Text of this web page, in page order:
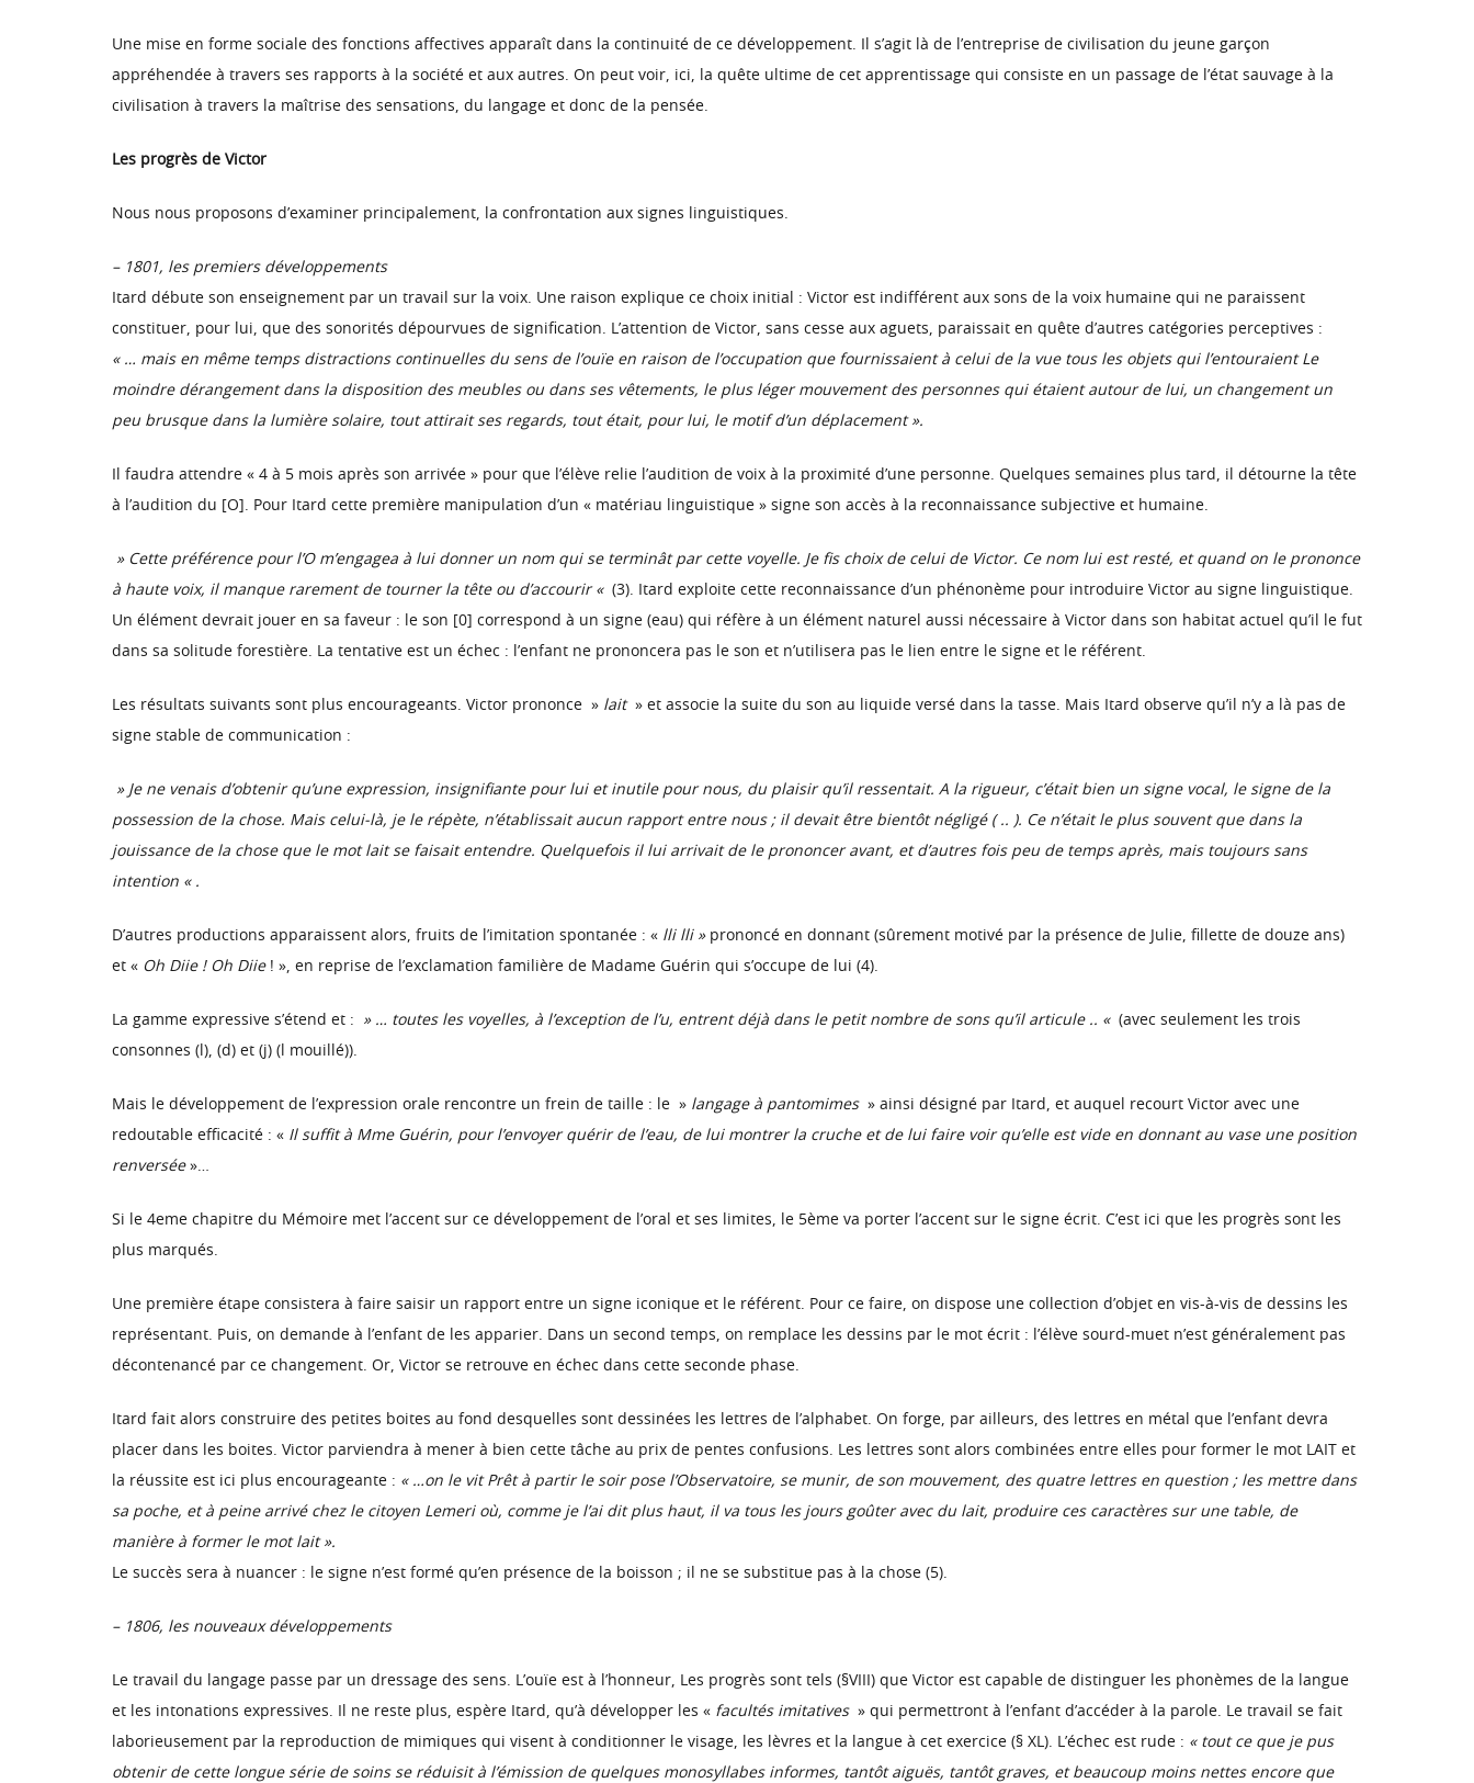
Une mise en forme sociale des fonctions affectives apparaît dans la continuité de ce développement. Il s’agit là de l’entreprise de civilisation du jeune garçon
appréhendée à travers ses rapports à la société et aux autres. On peut voir, ici, la quête ultime de cet apprentissage qui consiste en un passage de l’état sauvage à la
civilisation à travers la maîtrise des sensations, du langage et donc de la pensée.
Les progrès de Victor
Nous nous proposons d’examiner principalement, la confrontation aux signes linguistiques.
– 1801, les premiers développements
Itard débute son enseignement par un travail sur la voix. Une raison explique ce choix initial : Victor est indifférent aux sons de la voix humaine qui ne paraissent
constituer, pour lui, que des sonorités dépourvues de signification. L’attention de Victor, sans cesse aux aguets, paraissait en quête d’autres catégories perceptives :
« … mais en même temps distractions continuelles du sens de l’ouïe en raison de l’occupation que fournissaient à celui de la vue tous les objets qui l’entouraient Le
moindre dérangement dans la disposition des meubles ou dans ses vêtements, le plus léger mouvement des personnes qui étaient autour de lui, un changement un
peu brusque dans la lumière solaire, tout attirait ses regards, tout était, pour lui, le motif d’un déplacement ».
Il faudra attendre « 4 à 5 mois après son arrivée » pour que l’élève relie l’audition de voix à la proximité d’une personne. Quelques semaines plus tard, il détourne la tête
à l’audition du [O]. Pour Itard cette première manipulation d’un « matériau linguistique » signe son accès à la reconnaissance subjective et humaine.
» Cette préférence pour l’O m’engagea à lui donner un nom qui se terminât par cette voyelle. Je fis choix de celui de Victor. Ce nom lui est resté, et quand on le prononce
à haute voix, il manque rarement de tourner la tête ou d’accourir « (3). Itard exploite cette reconnaissance d’un phénonème pour introduire Victor au signe linguistique.
Un élément devrait jouer en sa faveur : le son [0] correspond à un signe (eau) qui réfère à un élément naturel aussi nécessaire à Victor dans son habitat actuel qu’il le fut
dans sa solitude forestière. La tentative est un échec : l’enfant ne prononcera pas le son et n’utilisera pas le lien entre le signe et le référent.
Les résultats suivants sont plus encourageants. Victor prononce » lait» et associe la suite du son au liquide versé dans la tasse. Mais Itard observe qu’il n’y a là pas de
signe stable de communication :
» Je ne venais d’obtenir qu’une expression, insignifiante pour lui et inutile pour nous, du plaisir qu’il ressentait. A la rigueur, c’était bien un signe vocal, le signe de la
possession de la chose. Mais celui-là, je le répète, n’établissait aucun rapport entre nous ; il devait être bientôt négligé ( .. ). Ce n’était le plus souvent que dans la
jouissance de la chose que le mot lait se faisait entendre. Quelquefois il lui arrivait de le prononcer avant, et d’autres fois peu de temps après, mais toujours sans
intention « .
D’autres productions apparaissent alors, fruits de l’imitation spontanée : « lli lli »prononcé en donnant (sûrement motivé par la présence de Julie, fillette de douze ans)
et « Oh Diie ! Oh Diie! », en reprise de l’exclamation familière de Madame Guérin qui s’occupe de lui (4).
La gamme expressive s’étend et : » … toutes les voyelles, à l’exception de l’u, entrent déjà dans le petit nombre de sons qu’il articule .. « (avec seulement les trois
consonnes (l), (d) et (j) (l mouillé)).
Mais le développement de l’expression orale rencontre un frein de taille : le » langage à pantomimes» ainsi désigné par Itard, et auquel recourt Victor avec une
redoutable efficacité : « Il suffit à Mme Guérin, pour l’envoyer quérir de l’eau, de lui montrer la cruche et de lui faire voir qu’elle est vide en donnant au vase une position
renversée»…
Si le 4eme chapitre du Mémoire met l’accent sur ce développement de l’oral et ses limites, le 5ème va porter l’accent sur le signe écrit. C’est ici que les progrès sont les
plus marqués.
Une première étape consistera à faire saisir un rapport entre un signe iconique et le référent. Pour ce faire, on dispose une collection d’objet en vis-à-vis de dessins les
représentant. Puis, on demande à l’enfant de les apparier. Dans un second temps, on remplace les dessins par le mot écrit : l’élève sourd-muet n’est généralement pas
décontenancé par ce changement. Or, Victor se retrouve en échec dans cette seconde phase.
Itard fait alors construire des petites boites au fond desquelles sont dessinées les lettres de l’alphabet. On forge, par ailleurs, des lettres en métal que l’enfant devra
placer dans les boites. Victor parviendra à mener à bien cette tâche au prix de pentes confusions. Les lettres sont alors combinées entre elles pour former le mot LAIT et
la réussite est ici plus encourageante : « …on le vit Prêt à partir le soir pose l’Observatoire, se munir, de son mouvement, des quatre lettres en question ; les mettre dans
sa poche, et à peine arrivé chez le citoyen Lemeri où, comme je l’ai dit plus haut, il va tous les jours goûter avec du lait, produire ces caractères sur une table, de
manière à former le mot lait ».
Le succès sera à nuancer : le signe n’est formé qu’en présence de la boisson ; il ne se substitue pas à la chose (5).
– 1806, les nouveaux développements
Le travail du langage passe par un dressage des sens. L’ouïe est à l’honneur, Les progrès sont tels (§VIII) que Victor est capable de distinguer les phonèmes de la langue
et les intonations expressives. Il ne reste plus, espère Itard, qu’à développer les « facultés imitatives» qui permettront à l’enfant d’accéder à la parole. Le travail se fait
laborieusement par la reproduction de mimiques qui visent à conditionner le visage, les lèvres et la langue à cet exercice (§ XL). L’échec est rude : « tout ce que je pus
obtenir de cette longue série de soins se réduisit à l’émission de quelques monosyllabes informes, tantôt aiguës, tantôt graves, et beaucoup moins nettes encore que